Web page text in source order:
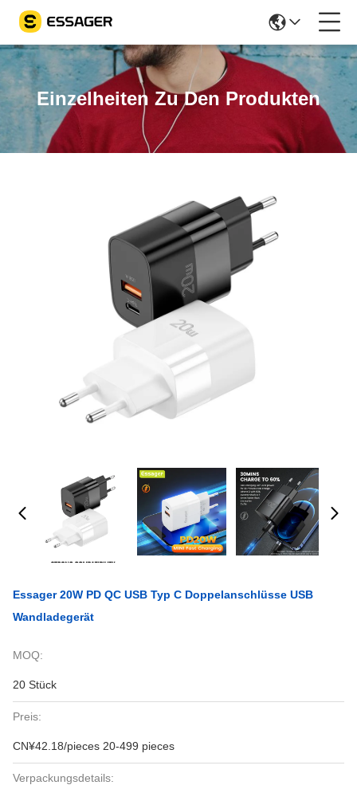
Einzelheiten Zu Den Produkten
Essager 20W PD QC USB Typ C Doppelanschlüsse USB
Wandladegerät
MOQ:
20 Stück
Preis:
CN¥42.18/pieces 20-499 pieces
Verpackungsdetails: